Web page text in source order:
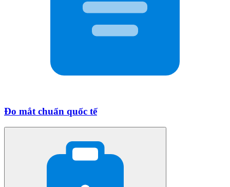
Đo mắt chuẩn quốc tế